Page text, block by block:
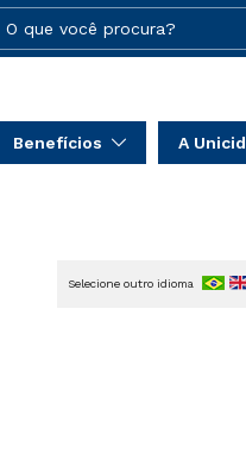
Benefícios A Unicid
Selecione outro idioma